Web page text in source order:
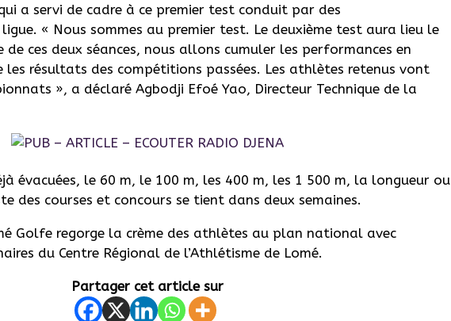
a servi de cadre à ce premier test conduit par des
« Nous sommes au premier test. Le deuxième test aura lieu le
de ces deux séances, nous allons cumuler les performances en
les résultats des compétitions passées. Les athlètes retenus vont
», a déclaré Agbodji Efoé Yao, Directeur Technique de la
évacuées, le 60 m, le 100 m, les 400 m, les 1 500 m, la longueur ou
des courses et concours se tient dans deux semaines.
Golfe regorge la crème des athlètes au plan national avec
du Centre Régional de l’Athlétisme de Lomé.
Partager cet article sur